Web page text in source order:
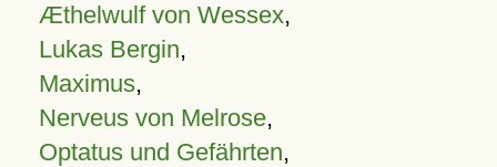
Æthelwulf von Wessex,
Lukas Bergin,
Maximus,
Nerveus von Melrose,
Optatus und Gefährten,